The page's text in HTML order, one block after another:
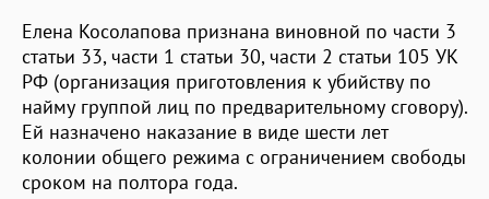
Елена Косолапова признана виновной по части 3
статьи 33, части 1 статьи 30, части 2 статьи 105 УК
РФ (организация приготовления к убийству по
найму группой лиц по предварительному сговору).
Ей назначено наказание в виде шести лет
колонии общего режима с ограничением свободы
сроком на полтора года.